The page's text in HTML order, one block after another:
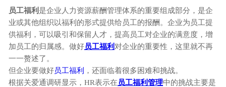
员工福利 是企业人力资源薪酬管理体系的重要组成部分，是企
业或其他组织以福利的形式提供给员工的报酬。企业为员工提
供福利，可以吸引和保留人才，提高员工对企业的满意度，增
加员工的归属感。做好员工福利 对企业的重要性，这里就不再
一一赘述了。
但企业要做好员工福利
，还面临着很多困难和挑战。
根据关爱通调研显示，HR表示在 员工福利管理中的挑战主要是